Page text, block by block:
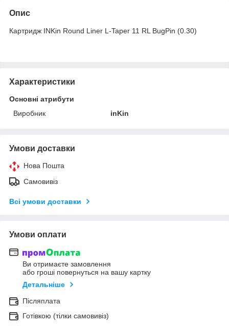
Опис
Картридж INKin Round Liner L-Taper 11 RL BugPin (0.30)
Характеристики
Основні атрибути
Виробник
inKin
Умови доставки
Нова Пошта
Самовивіз
Всі умови доставки
Умови оплати
Ви отримаєте замовлення
або гроші повернуться на вашу картку
Детальніше
Післяплата
Готівкою (тілки самовивіз)